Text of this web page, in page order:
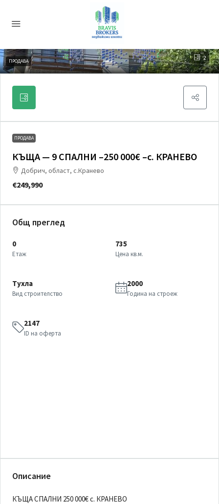
2
ПРОДАВА
ПРОДАВА
КЪЩА — 9 СПАЛНИ –250 000€ –с. КРАНЕВО
Добрич, област, с.Кранево
€249,990
Общ преглед
0
Етаж
735
Цена кв.м.
Тухла
Вид строителство
2000
Година на строеж
2147
ID на оферта
Описание
КЪЩА СПАЛНИ 250 000€ с. КРАНЕВО